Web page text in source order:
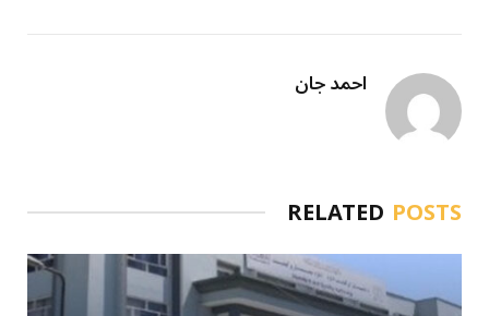
احمد جان
RELATED POSTS